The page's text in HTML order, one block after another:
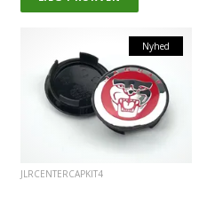
Nyhed
JLRCENTERCAPKIT4